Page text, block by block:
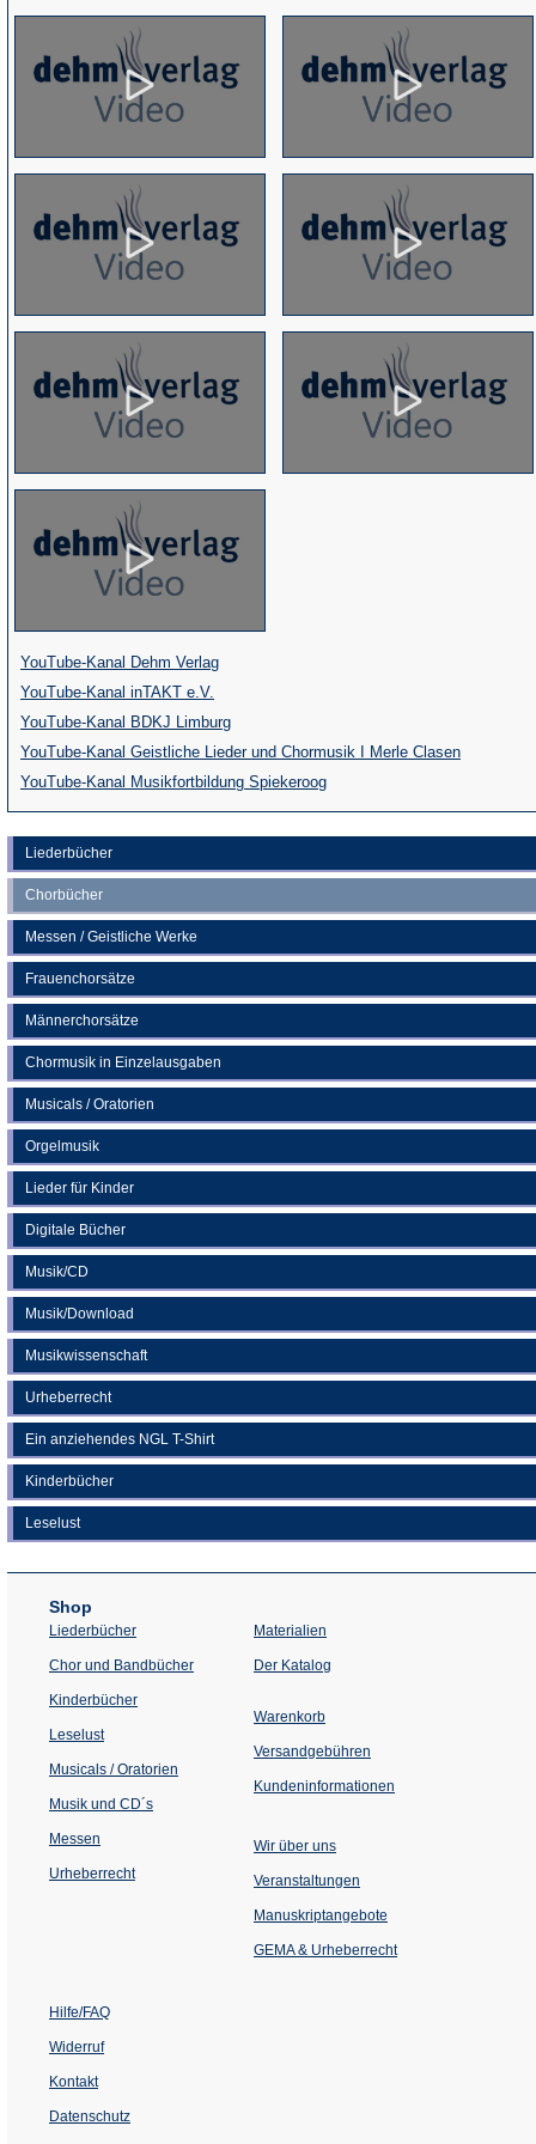
Liederbücher
Chorbücher
Messen / Geistliche Werke
Frauenchorsätze
Männerchorsätze
Chormusik in Einzelausgaben
Musicals / Oratorien
Orgelmusik
Lieder für Kinder
Digitale Bücher
Musik/CD
Musik/Download
Musikwissenschaft
Urheberrecht
Ein anziehendes NGL T-Shirt
Kinderbücher
Leselust
YouTube-Kanal Dehm Verlag(Öffnet
einem
neuen
Tab)
YouTube-Kanal inTAKT e.V.
in
einem
neuen
Tab)
YouTube-Kanal BDKJ Limburg(Öffnet
in
einem
neuen
Tab)
YouTube-Kanal Geistliche Lieder und Chormusik I Merle Clasen(Öffnet
einem
neuen
Tab)
YouTube-Kanal Musikfortbildung Spiekeroog(Öffnet
in
einem
neuen
Shop
Liederbücher
Chor und Bandbücher
Kinderbücher
Leselust
Musicals / Oratorien
Musik und CD´s
Messen
Urheberrecht
Materialien
Der Katalog
Warenkorb
Versandgebühren
Kundeninformationen
Wir über uns
Veranstaltungen
einem
Tab)
Manuskriptangebote
GEMA & Urheberrecht
Hilfe/FAQ
Widerruf
Kontakt
Datenschutz